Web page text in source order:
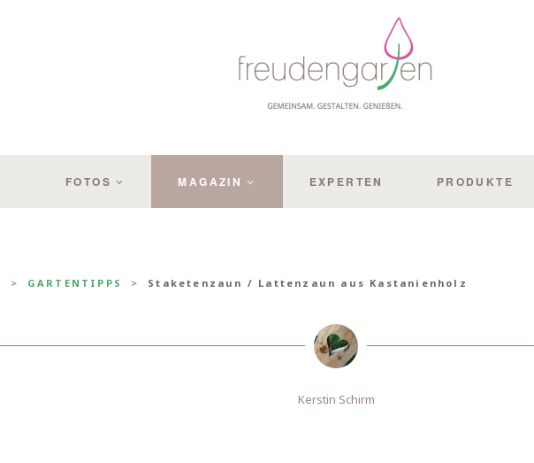
FOTOS MAGAZIN EXPERTEN PRODUKTE
GARTENTIPPS Staketenzaun / Lattenzaun aus Kastanienholz
Kerstin Schirm